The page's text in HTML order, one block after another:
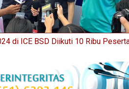
di ICE BSD Diikuti 10 Ribu